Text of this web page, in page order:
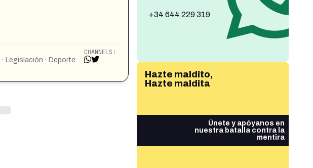
Legislación · Deporte
CHANNELS:
+34 644 229 319
Hazte maldito,
Hazte maldita
Únete y apóyanos en
nuestra batalla contra la
mentira